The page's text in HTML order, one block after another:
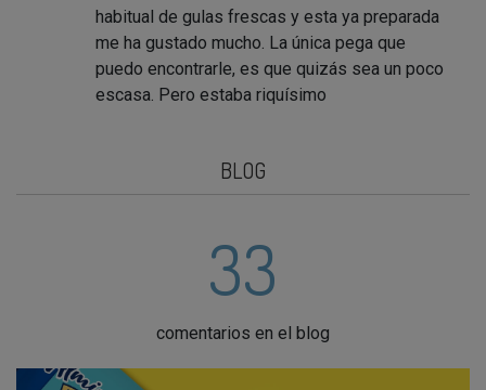
habitual de gulas frescas y esta ya preparada
me ha gustado mucho. La única pega que
puedo encontrarle, es que quizás sea un poco
escasa. Pero estaba riquísimo
BLOG
33
comentarios en el blog